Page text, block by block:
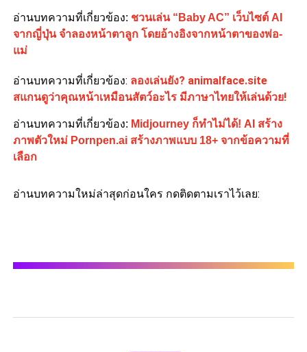
อ่านบทความที่เกี่ยวข้อง: ชวนเล่น “Baby AC” เว็บไซต์ AI
จากญี่ปุ่น จำลองหน้าตาลูก โดยอ้างอิงจากหน้าตาของพ่อ-
แม่
อ่านบทความที่เกี่ยวข้อง: ลองเล่นยัง? animalface.site
สแกนดูว่าคุณหน้าเหมือนสัตว์อะไร มีภาษาไทยให้เล่นด้วย!
อ่านบทความที่เกี่ยวข้อง: Midjourney ก็ทำไม่ได้! AI สร้าง
ภาพตัวใหม่ Pornpen.ai สร้างภาพแบบ 18+ จากข้อความที่
เลือก
อ่านบทความใหม่ล่าสุดก่อนใคร กดติดตามเราไว้เลย: